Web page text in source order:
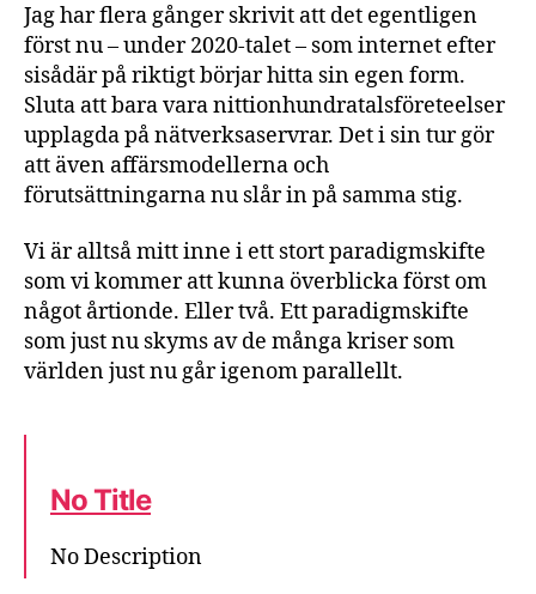
Jag har flera gånger skrivit att det egentligen
först nu – under 2020-talet – som internet efter
sisådär på riktigt börjar hitta sin egen form.
Sluta att bara vara nittionhundratalsföreteelser
upplagda på nätverksaservrar. Det i sin tur gör
att även affärsmodellerna och
förutsättningarna nu slår in på samma stig.
Vi är alltså mitt inne i ett stort paradigmskifte
som vi kommer att kunna överblicka först om
något årtionde. Eller två. Ett paradigmskifte
som just nu skyms av de många kriser som
världen just nu går igenom parallellt.
No Title
No Description